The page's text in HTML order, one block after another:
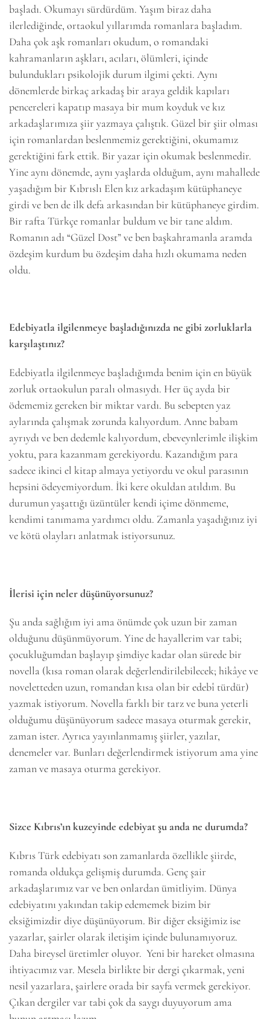
başladı. Okumayı sürdürdüm. Yaşım biraz daha
ilerlediğinde, ortaokul yıllarımda romanlara başladım.
Daha çok aşk romanları okudum, o romandaki
kahramanların aşkları, acıları, ölümleri, içinde
bulundukları psikolojik durum ilgimi çekti. Aynı
dönemlerde birkaç arkadaş bir araya geldik kapıları
pencereleri kapatıp masaya bir mum koyduk ve kız
arkadaşlarımıza şiir yazmaya çalıştık. Güzel bir şiir olması
için romanlardan beslenmemiz gerektiğini, okumamız
gerektiğini fark ettik. Bir yazar için okumak beslenmedir.
Yine aynı dönemde, aynı yaşlarda olduğum, aynı mahallede
yaşadığım bir Kıbrıslı Elen kız arkadaşım kütüphaneye
girdi ve ben de ilk defa arkasından bir kütüphaneye girdim.
Bir rafta Türkçe romanlar buldum ve bir tane aldım.
Romanın adı “Güzel Dost” ve ben başkahramanla aramda
özdeşim kurdum bu özdeşim daha hızlı okumama neden
oldu.
Edebiyatla ilgilenmeye başladığınızda ne gibi zorluklarla
karşılaştınız?
Edebiyatla ilgilenmeye başladığımda benim için en büyük
zorluk ortaokulun paralı olmasıydı. Her üç ayda bir
ödememiz gereken bir miktar vardı. Bu sebepten yaz
aylarında çalışmak zorunda kalıyordum. Anne babam
ayrıydı ve ben dedemle kalıyordum, ebeveynlerimle ilişkim
yoktu, para kazanmam gerekiyordu. Kazandığım para
sadece ikinci el kitap almaya yetiyordu ve okul parasının
hepsini ödeyemiyordum. İki kere okuldan atıldım. Bu
durumun yaşattığı üzüntüler kendi içime dönmeme,
kendimi tanımama yardımcı oldu. Zamanla yaşadığınız iyi
ve kötü olayları anlatmak istiyorsunuz.
İlerisi için neler düşünüyorsunuz?
Şu anda sağlığım iyi ama önümde çok uzun bir zaman
olduğunu düşünmüyorum. Yine de hayallerim var tabi;
çocukluğumdan başlayıp şimdiye kadar olan sürede bir
novella (kısa roman olarak değerlendirilebilecek; hikâye ve
noveletteden uzun, romandan kısa olan bir edebî türdür)
yazmak istiyorum. Novella farklı bir tarz ve buna yeterli
olduğumu düşünüyorum sadece masaya oturmak gerekir,
zaman ister. Ayrıca yayınlanmamış şiirler, yazılar,
denemeler var. Bunları değerlendirmek istiyorum ama yine
zaman ve masaya oturma gerekiyor.
Sizce Kıbrıs’ın kuzeyinde edebiyat şu anda ne durumda?
Kıbrıs Türk edebiyatı son zamanlarda özellikle şiirde,
romanda oldukça gelişmiş durumda. Genç şair
arkadaşlarımız var ve ben onlardan ümitliyim. Dünya
edebiyatını yakından takip edememek bizim bir
eksiğimizdir diye düşünüyorum. Bir diğer eksiğimiz ise
yazarlar, şairler olarak iletişim içinde bulunamıyoruz.
Daha bireysel üretimler oluyor. Yeni bir hareket olmasına
ihtiyacımız var. Mesela birlikte bir dergi çıkarmak, yeni
nesil yazarlara, şairlere orada bir sayfa vermek gerekiyor.
Çıkan dergiler var tabi çok da saygı duyuyorum ama